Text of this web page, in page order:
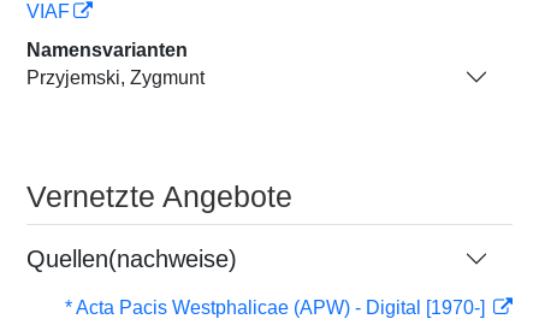
VIAF
Namensvarianten
Przyjemski, Zygmunt
Vernetzte Angebote
Quellen(nachweise)
* Acta Pacis Westphalicae (APW) - Digital [1970-]